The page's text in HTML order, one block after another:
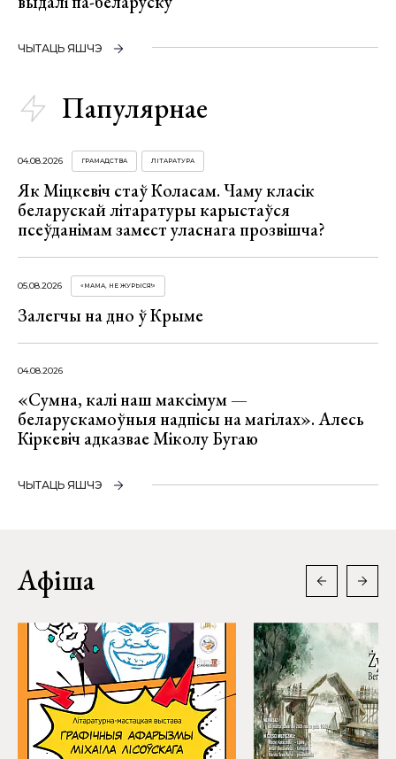
ЧЫТАЦЬ ЯШЧЭ
Папулярнае
04.08.2026 ГРАМАДСТВА ЛІТАРАТУРА
Як Міцкевіч стаў Коласам. Чаму класік
беларускай літаратуры карыстаўся
псеўданімам замест уласнага прозвішча?
05.08.2026 «МАМА, НЕ ЖУРЫСЯ!»
Залегчы на дно ў Крыме
04.08.2026
«Сумна, калі наш максімум —
беларускамоўныя надпісы на магілах». Алесь
Кіркевіч адказвае Міколу Бугаю
ЧЫТАЦЬ ЯШЧЭ
Афіша